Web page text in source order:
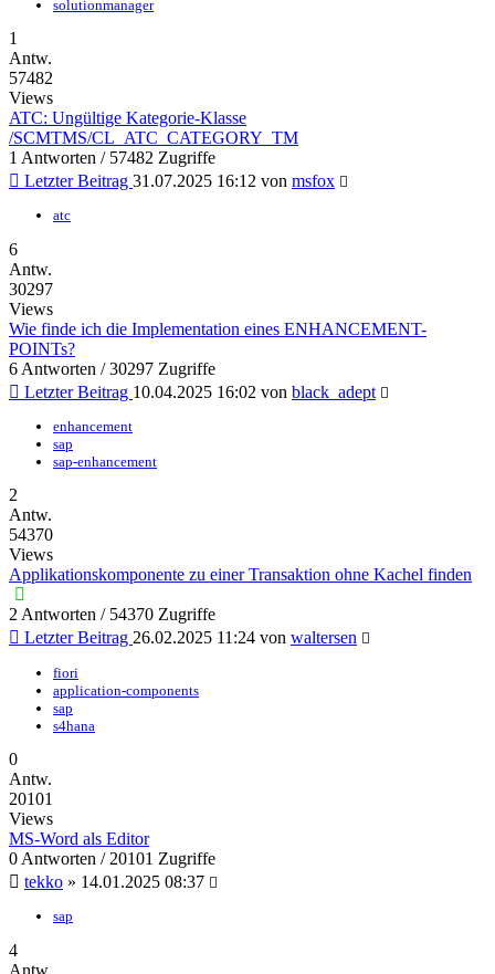
solutionmanager
1
Antw.
57482
Views
ATC: Ungültige Kategorie-Klasse
/SCMTMS/CL_ATC_CATEGORY_TM
1 Antworten / 57482 Zugriffe
Letzter Beitrag 31.07.2025 16:12 von msfox
atc
6
Antw.
30297
Views
Wie finde ich die Implementation eines ENHANCEMENT-
POINTs?
6 Antworten / 30297 Zugriffe
Letzter Beitrag 10.04.2025 16:02 von black_adept
enhancement
sap
sap-enhancement
2
Antw.
54370
Views
Applikationskomponente zu einer Transaktion ohne Kachel finden
2 Antworten / 54370 Zugriffe
Letzter Beitrag 26.02.2025 11:24 von waltersen
fiori
application-components
sap
s4hana
0
Antw.
20101
Views
MS-Word als Editor
0 Antworten / 20101 Zugriffe
tekko » 14.01.2025 08:37
sap
4
Antw.